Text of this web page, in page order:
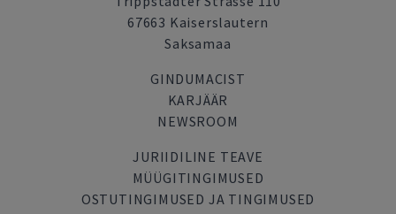
67663 Kaiserslautern
Saksamaa
GINDUMACIST
KARJÄÄR
NEWSROOM
JURIIDILINE TEAVE
MÜÜGITINGIMUSED
OSTUTINGIMUSED JA TINGIMUSED